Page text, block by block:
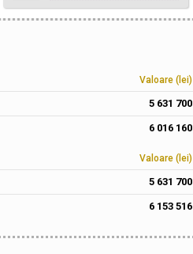
Valoare (lei)
5 631 700
6 016 160
Valoare (lei)
5 631 700
6 153 516